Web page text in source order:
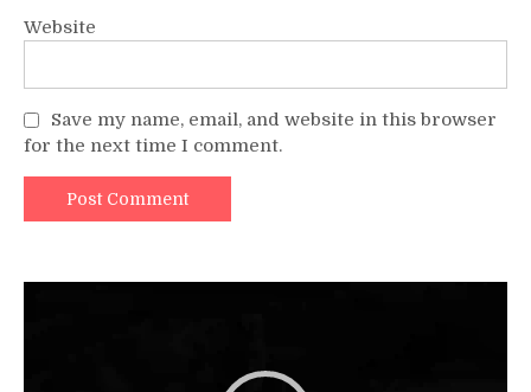
Website
Save my name, email, and website in this browser
for the next time I comment.